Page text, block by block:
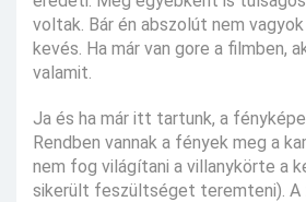
voltak. Bár én abszolút nem
kevés. Ha már van gore a filmben,
valamit.
Ja és ha már itt tartunk, a
Rendben vannak a fények meg a
nem fog világítani a villanykörte a
sikerült feszültséget teremteni). A